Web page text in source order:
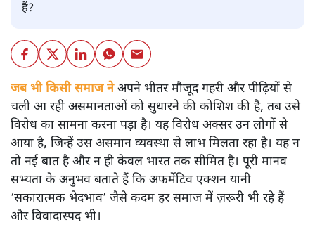
हैं?
जब भी किसी समाज नेअपने भीतर मौजूद गहरी और पीढ़ियों से
चली आ रही असमानताओं को सुधारने की कोशिश की है, तब उसे
विरोध का सामना करना पड़ा है। यह विरोध अक्सर उन लोगों से
आया है, जिन्हें उस असमान व्यवस्था से लाभ मिलता रहा है। यह न
तो नई बात है और न ही केवल भारत तक सीमित है। पूरी मानव
सभ्यता के अनुभव बताते हैं कि अफर्मेटिव एक्शन यानी
‘सकारात्मक भेदभाव’ जैसे कदम हर समाज में ज़रूरी भी रहे हैं
और विवादास्पद भी।